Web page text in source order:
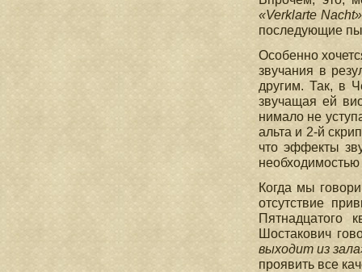
«Verklarte Nacht»
последующие
Особенно
звучания в
другим. Так, в
звучащая ей
нимало не
альта и 2-й
что эффекты
Когда мы
отсутствие
Пятнадцатого
Шостакович
выходит из
проявить все